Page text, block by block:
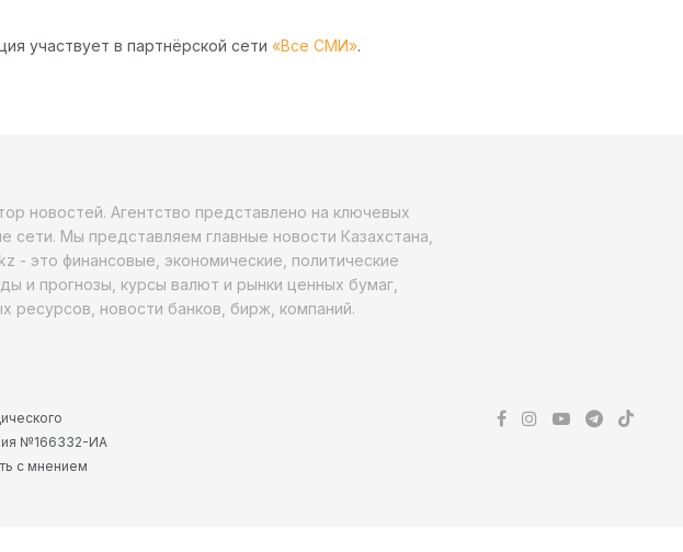
участвует в партнёрской сети «Все СМИ».
новостей. Агентство представлено на ключевых
сети. Мы представляем главные новости Казахстана,
- это финансовые, экономические, политические
и прогнозы, курсы валют и рынки ценных бумаг,
ресурсов, новости банков, бирж, компаний.
№166332-ИА
с мнением